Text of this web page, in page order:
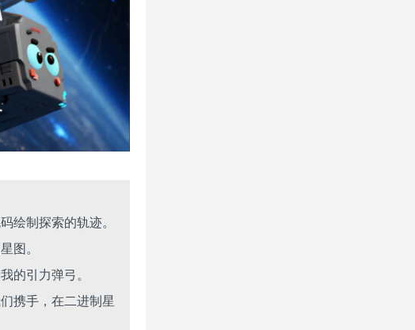
绘制探索的轨迹。
图。
的引力弹弓。
携手，在二进制星